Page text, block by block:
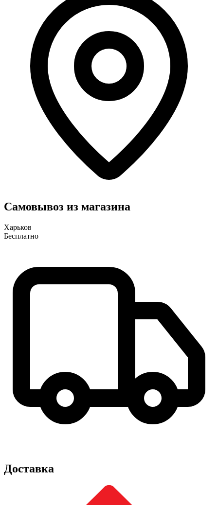
Самовывоз из магазина
Харьков
Бесплатно
Доставка